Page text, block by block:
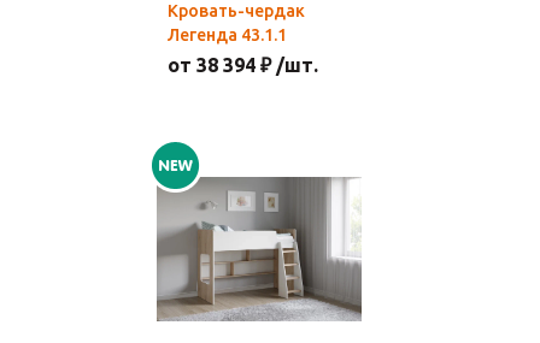
Кровать-чердак
Легенда 43.1.1
от 38 394 ₽ /шт.